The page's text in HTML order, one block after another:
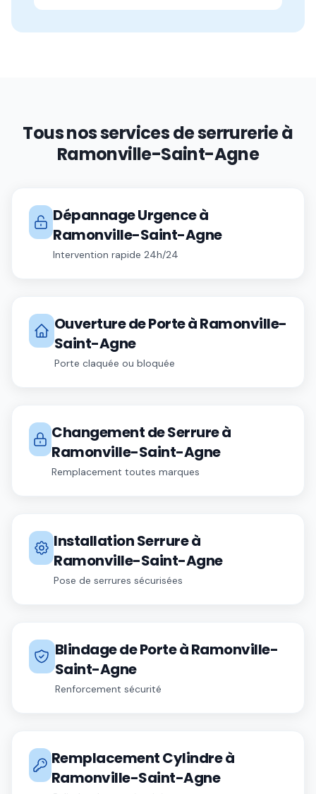
Tous nos services de serrurerie à
Ramonville-Saint-Agne
Dépannage Urgenceà
Ramonville-Saint-Agne
Intervention rapide 24h/24
Ouverture de PorteàRamonville-
Saint-Agne
Porte claquée ou bloquée
Changement de Serrureà
Ramonville-Saint-Agne
Remplacement toutes marques
Installation Serrureà
Ramonville-Saint-Agne
Pose de serrures sécurisées
Blindage de PorteàRamonville-
Saint-Agne
Renforcement sécurité
Remplacement Cylindreà
Ramonville-Saint-Agne